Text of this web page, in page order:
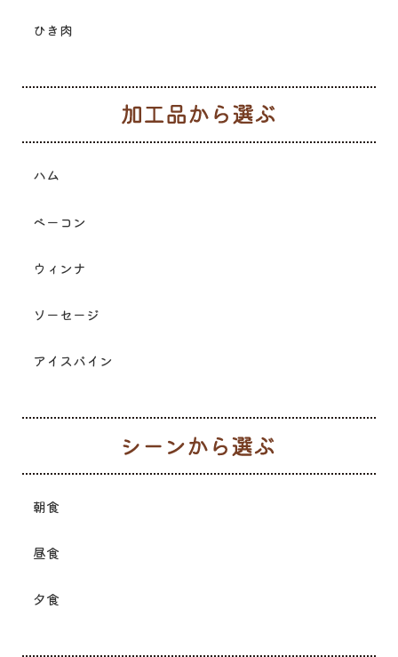
ひき肉
ハム
ベーコン
ウィンナ
ソーセージ
アイスバイン
朝食
昼食
夕食